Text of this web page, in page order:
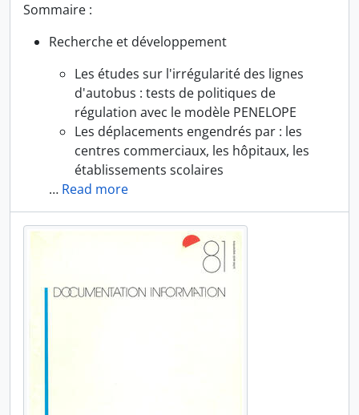
Sommaire :
Recherche et développement
Les études sur l'irrégularité des lignes
d'autobus : tests de politiques de
régulation avec le modèle PENELOPE
Les déplacements engendrés par : les
centres commerciaux, les hôpitaux, les
établissements scolaires
… Read more